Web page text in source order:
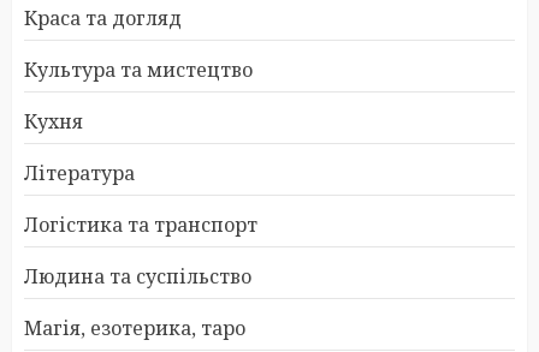
Краса та догляд
Культура та мистецтво
Кухня
Література
Логістика та транспорт
Людина та суспільство
Магія, езотерика, таро